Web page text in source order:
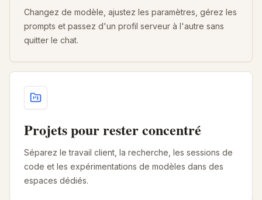
Changez de modèle, ajustez les paramètres, gérez les
prompts et passez d'un profil serveur à l'autre sans
quitter le chat.
Projets pour rester concentré
Séparez le travail client, la recherche, les sessions de
code et les expérimentations de modèles dans des
espaces dédiés.